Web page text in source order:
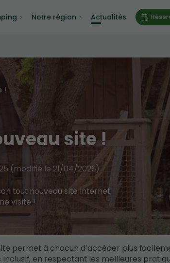
Notre région Actualités
!
site !
(modifié le 21/04/2026)
tout nouveau site internet.
visite !
permet à chacun d’accéder plus
en respectant les meilleures